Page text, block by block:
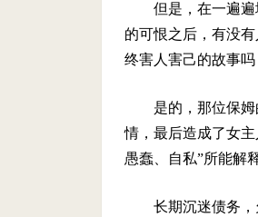
但是，在一遍
的可恨之后，有没
终害人害己的故事
是的，那位保
情，最后造成了女
愚蠢、自私”所能解
长期沉迷债务